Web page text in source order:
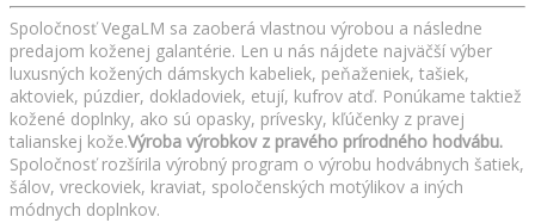
Spoločnosť VegaLM sa zaoberá vlastnou výrobou a následne
predajom koženej galantérie. Len u nás nájdete najväčší výber
luxusných kožených dámskych kabeliek, peňaženiek, tašiek,
aktoviek, púzdier, dokladoviek, etují, kufrov atď. Ponúkame taktiež
kožené doplnky, ako sú opasky, prívesky, kľúčenky z pravej
talianskej kože.Výroba výrobkov z pravého prírodného hodvábu.
Spoločnosť rozšírila výrobný program o výrobu hodvábnych šatiek,
šálov, vreckoviek, kraviat, spoločenských motýlikov a iných
módnych doplnkov.